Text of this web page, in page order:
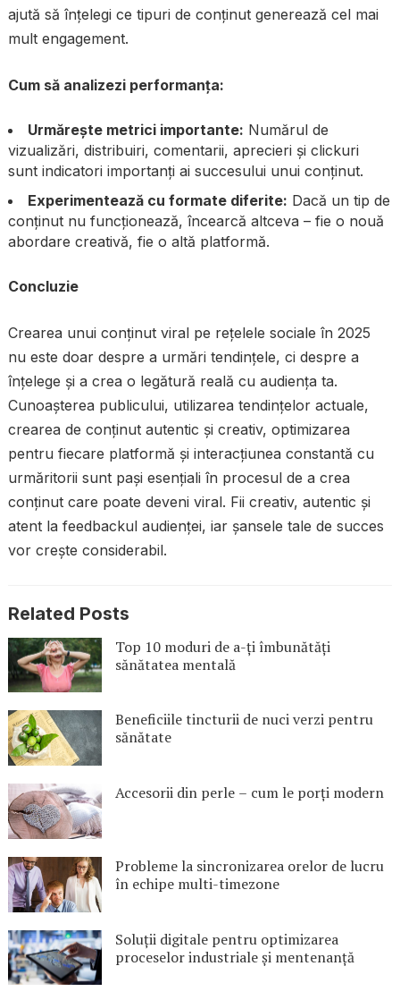
ajută să înțelegi ce tipuri de conținut generează cel mai
mult engagement.
Cum să analizezi performanța:
Urmărește metrici importante: Numărul de
vizualizări, distribuiri, comentarii, aprecieri și clickuri
sunt indicatori importanți ai succesului unui conținut.
Experimentează cu formate diferite: Dacă un tip de
conținut nu funcționează, încearcă altceva – fie o nouă
abordare creativă, fie o altă platformă.
Concluzie
Crearea unui conținut viral pe rețelele sociale în 2025
nu este doar despre a urmări tendințele, ci despre a
înțelege și a crea o legătură reală cu audiența ta.
Cunoașterea publicului, utilizarea tendințelor actuale,
crearea de conținut autentic și creativ, optimizarea
pentru fiecare platformă și interacțiunea constantă cu
urmăritorii sunt pași esențiali în procesul de a crea
conținut care poate deveni viral. Fii creativ, autentic și
atent la feedbackul audienței, iar șansele tale de succes
vor crește considerabil.
Related Posts
Top 10 moduri de a-ți îmbunătăți
sănătatea mentală
Beneficiile tincturii de nuci verzi pentru
sănătate
Accesorii din perle – cum le porți modern
Probleme la sincronizarea orelor de lucru
în echipe multi-timezone
Soluții digitale pentru optimizarea
proceselor industriale și mentenanță